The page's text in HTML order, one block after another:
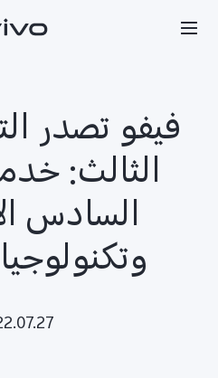
فيفو تصدر
الثالث:
السادس